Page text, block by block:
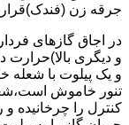
جرقه زن (فندک)قرار
در اجاق گازهای
و دیگری
و یک پیلوت با شعله
تنور خاموش
کنترل را چرخانیده